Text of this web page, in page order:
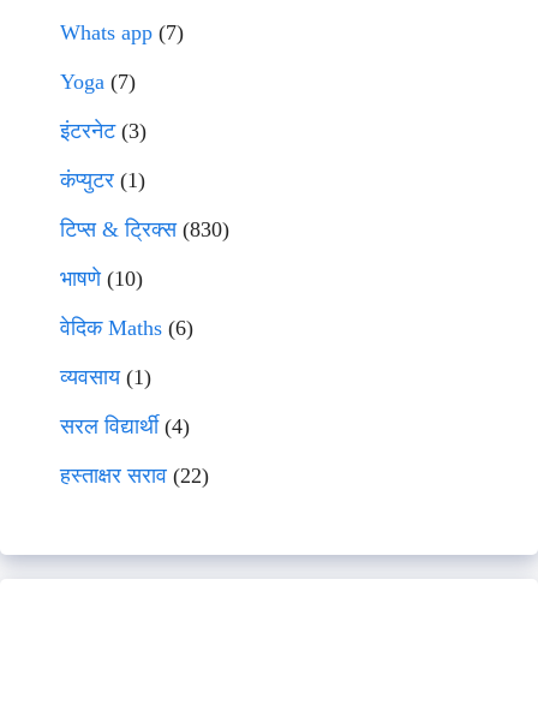
Whats app (7)
Yoga (7)
इंटरनेट(3)
कंप्युटर (1)
टिप्स & ट्रिक्स(830)
भाषणे(10)
वेदिक Maths (6)
व्यवसाय(1)
सरल विद्यार्थी(4)
हस्ताक्षर सराव (22)